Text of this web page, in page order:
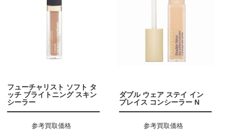
フューチャリスト ソフト タ
ッチ ブライトニング スキン
シーラー
参考買取価格
ダブル ウェア ステイ イン
プレイス コンシーラー N
参考買取価格